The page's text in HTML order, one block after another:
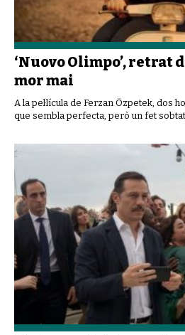
‘Nuovo Olimpo’, retrat
mor mai
A la pel·lícula de Ferzan Özpetek, dos
que sembla perfecta, però un fet sobtat